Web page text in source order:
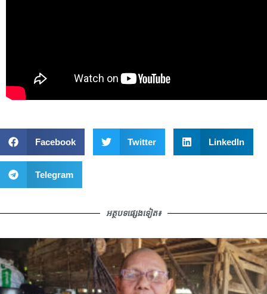
Facebook Twitter LinkedIn
Telegram
អត្ថបទផ្សេងទៀត៖